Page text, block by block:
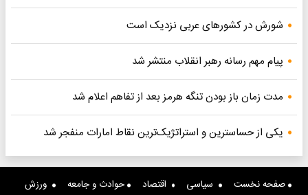
شورش در کشورهای عربی نزدیک است
پیام مهم رسانه رهبر انقلاب منتشر شد
مدت زمان باز بودن تنگه هرمز بعد از تفاهم اعلام شد
یکی از حساسترین و استراتژیک‌ترین نقاط امارات منفجر شد
صفحه نخست سیاسی اقتصاد حوادث و جامعه
ورزش